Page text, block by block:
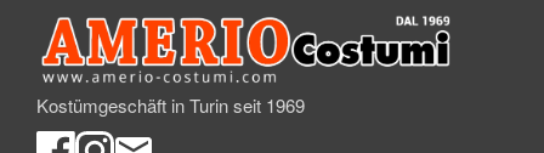
Kostümgeschäft in Turin seit 1969